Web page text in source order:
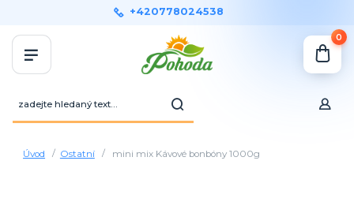
+420778024538
0
Úvod Ostatní mini mix Kávové bonbóny 1000g